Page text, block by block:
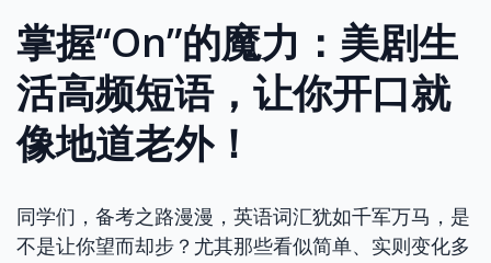
掌握“On”的魔力：美剧生
活高频短语，让你开口就
像地道老外！
同学们，备考之路漫漫，英语词汇犹如千军万马，是
不是让你望而却步？尤其那些看似简单、实则变化多